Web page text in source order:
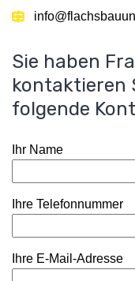
Sie haben
kontaktieren
folgende
Ihr Name
Ihre Telefonnummer
Ihre E-Mail-Adresse